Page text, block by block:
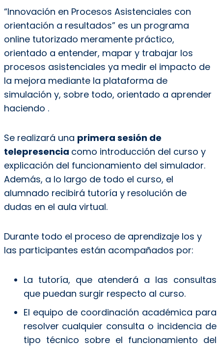
“Innovación en Procesos Asistenciales con
orientación a resultados” es un programa
online tutorizado meramente práctico,
orientado a entender, mapar y trabajar los
procesos asistenciales ya medir el impacto de
la mejora mediante la plataforma de
simulación y, sobre todo, orientado a aprender
haciendo .
Se realizará una primera sesión de
telepresencia como introducción del curso y
explicación del funcionamiento del simulador.
Además, a lo largo de todo el curso, el
alumnado recibirá tutoría y resolución de
dudas en el aula virtual.
Durante todo el proceso de aprendizaje los y
las participantes están acompañados por:
La tutoría, que atenderá a las consultas
que puedan surgir respecto al curso.
El equipo de coordinación académica para
resolver cualquier consulta o incidencia de
tipo técnico sobre el funcionamiento del